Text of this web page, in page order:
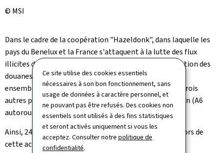
Ce site utilise des cookies essentiels
nécessaires à son bon fonctionnement, sans
usage de données à caractère personnel, et
ne pouvant pas être refusés. Des cookies non
essentiels sont utilisés à des fins statistiques
et seront activés uniquement si vous les
acceptez. Consulter notrepolitique de
confidentialité.
© MSI
Dans le cadre de la coopération "Hazeldonk", dans laquelle les
pays du Benelux et la France s'attaquent à la lutte des flux
illicites de stupéfiants, la Police ainsi que l'Administration des
douanes et accises (ADA) ont participé le 23 mars 2023
ensemble avec les services de police et de douane des trois
autres pays à un contrôle commun sur l'Aire de Capellen (A6
autoroute Arlon-Luxembourg).
Ainsi, 24 véhicules et 38 Personnes ont été contrôlés lors de
cette action.